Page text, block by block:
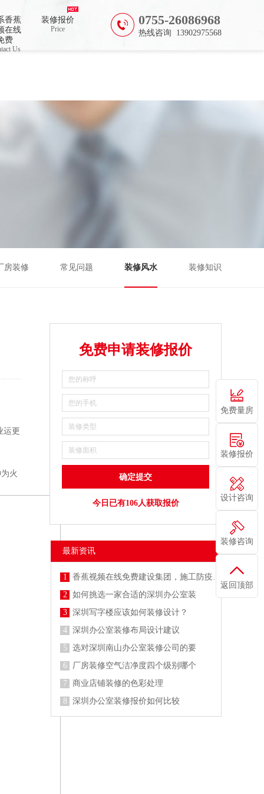
0755-26086968
热线咨询 13902975568
香蕉
在线
费
Us
装修报价
Price
房装修 常见问题 装修风水 装修知识
运更
火
免费申请装修报价
今日已有106人获取报价
最新资讯
1
香蕉视频在线免费建设集团，施工防疫两不误
2
如何挑选一家合适的深圳办公室装
3
深圳写字楼应该如何装修设计？
4
深圳办公室装修布局设计建议
5
选对深圳南山办公室装修公司的要
6
厂房装修空气洁净度四个级别哪个
7
商业店铺装修的色彩处理
8
深圳办公室装修报价如何比较
免费量房
装修报价
设计咨询
装修咨询
返回顶部